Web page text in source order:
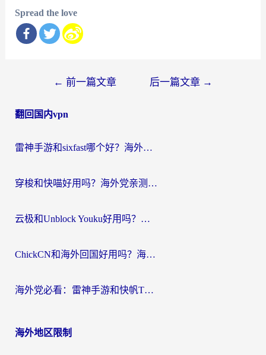
Spread the love
导
← 前一篇文章 后一篇文章 →
翻回国内vpn
雷神手游和sixfast哪个好？海外党亲测3款回国加速器，教你选对不踩坑
穿梭和快喵好用吗？海外党亲测：小众加速器对比+番茄加速器深度体验
云极和Unblock Youku好用吗？海外党亲测+2026回国加速器避坑指南
ChickCN和海外回国好用吗？海外党2026亲测：从手游到影音，选对加速器的3个关键
海外党必看：雷神手游和快帆TV版好用吗？3步选对回国加速器不踩坑
海外地区限制